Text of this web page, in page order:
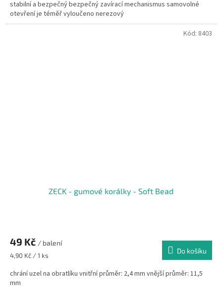
stabilní a bezpečný bezpečný zavírací mechanismus samovolné
otevření je téměř vyloučeno nerezový
ZECK - gumové korálky - Soft Bead
49 Kč / balení
Měrná
4,90 Kč / 1 ks
Do košíku
chrání uzel na obratlíku vnitřní průměr: 2,4 mm vnější průměr: 11,5
mm
Kód: 8403